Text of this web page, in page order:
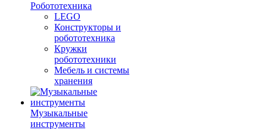
Робототехника
LEGO
Конструкторы и
робототехника
Кружки
робототехники
Мебель и системы
хранения
Музыкальные
инструменты